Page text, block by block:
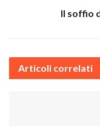
Il soffio
Articoli correlati